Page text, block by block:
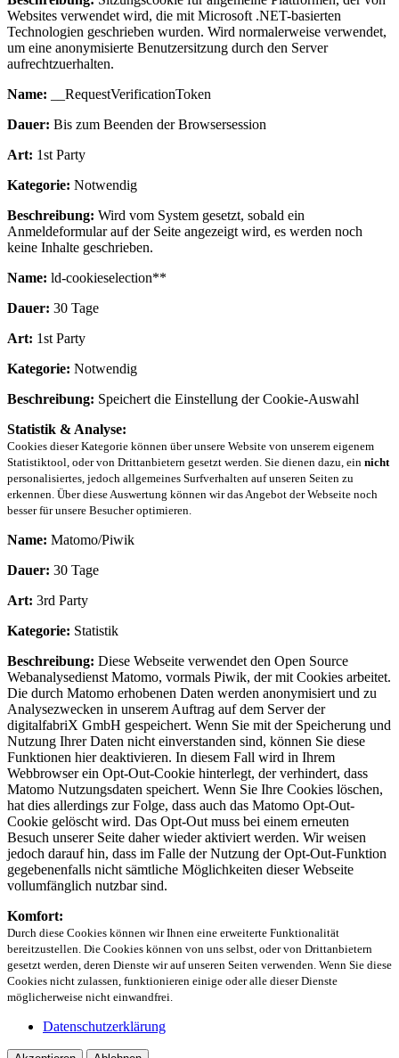
Websites verwendet wird, die mit Microsoft .NET-basierten
Technologien geschrieben wurden. Wird normalerweise verwendet,
um eine anonymisierte Benutzersitzung durch den Server
aufrechtzuerhalten.
Name: __RequestVerificationToken
Dauer: Bis zum Beenden der Browsersession
Art: 1st Party
Kategorie: Notwendig
Beschreibung: Wird vom System gesetzt, sobald ein
Anmeldeformular auf der Seite angezeigt wird, es werden noch
keine Inhalte geschrieben.
Name: ld-cookieselection**
Dauer: 30 Tage
Art: 1st Party
Kategorie: Notwendig
Beschreibung: Speichert die Einstellung der Cookie-Auswahl
Statistik & Analyse:
Cookies dieser Kategorie können über unsere Website von unserem eigenem
Statistiktool, oder von Drittanbietern gesetzt werden. Sie dienen dazu, ein nicht
personalisiertes, jedoch allgemeines Surfverhalten auf unseren Seiten zu
erkennen. Über diese Auswertung können wir das Angebot der Webseite noch
besser für unsere Besucher optimieren.
Name: Matomo/Piwik
Dauer: 30 Tage
Art: 3rd Party
Kategorie: Statistik
Beschreibung: Diese Webseite verwendet den Open Source
Webanalysedienst Matomo, vormals Piwik, der mit Cookies arbeitet.
Die durch Matomo erhobenen Daten werden anonymisiert und zu
Analysezwecken in unserem Auftrag auf dem Server der
digitalfabriX GmbH gespeichert. Wenn Sie mit der Speicherung und
Nutzung Ihrer Daten nicht einverstanden sind, können Sie diese
Funktionen hier deaktivieren. In diesem Fall wird in Ihrem
Webbrowser ein Opt-Out-Cookie hinterlegt, der verhindert, dass
Matomo Nutzungsdaten speichert. Wenn Sie Ihre Cookies löschen,
hat dies allerdings zur Folge, dass auch das Matomo Opt-Out-
Cookie gelöscht wird. Das Opt-Out muss bei einem erneuten
Besuch unserer Seite daher wieder aktiviert werden. Wir weisen
jedoch darauf hin, dass im Falle der Nutzung der Opt-Out-Funktion
gegebenenfalls nicht sämtliche Möglichkeiten dieser Webseite
vollumfänglich nutzbar sind.
Komfort:
Durch diese Cookies können wir Ihnen eine erweiterte Funktionalität
bereitzustellen. Die Cookies können von uns selbst, oder von Drittanbietern
gesetzt werden, deren Dienste wir auf unseren Seiten verwenden. Wenn Sie diese
Cookies nicht zulassen, funktionieren einige oder alle dieser Dienste
möglicherweise nicht einwandfrei.
Datenschutzerklärung